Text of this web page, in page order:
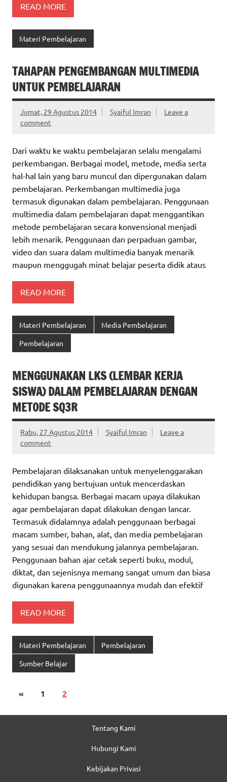
READ MORE
Materi Pembelajaran
TAHAPAN PENGEMBANGAN MULTIMEDIA
UNTUK PEMBELAJARAN
Jumat, 29 Agustus 2014 Syaiful Imran
Leave a
comment
Dari waktu ke waktu pembelajaran selalu mengalami
perkembangan. Berbagai model, metode, media serta
hal-hal lain yang baru muncul dan dipergunakan dalam
pembelajaran. Perkembangan multimedia juga
termasuk digunakan dalam pembelajaran. Penggunaan
multimedia dalam pembelajaran dapat menggantikan
metode pembelajaran secara konvensional menjadi
lebih menarik. Penggunaan dan perpaduan gambar,
video dan suara dalam multimedia banyak menarik
maupun menggugah minat belajar peserta didik ataus
READ MORE
Materi Pembelajaran Media Pembelajaran
Pembelajaran
MENGGUNAKAN LKS (LEMBAR KERJA
SISWA) DALAM PEMBELAJARAN DENGAN
METODE SQ3R
Rabu, 27 Agustus 2014 Syaiful Imran
Leave a
comment
Pembelajaran dilaksanakan untuk menyelenggarakan
pendidikan yang bertujuan untuk mencerdaskan
kehidupan bangsa. Berbagai macam upaya dilakukan
agar pembelajaran dapat dilakukan dengan lancar.
Termasuk didalamnya adalah penggunaan berbagai
macam sumber, bahan, alat, dan media pembelajaran
yang sesuai dan mendukung jalannya pembelajaran.
Penggunaan bahan ajar cetak seperti buku, modul,
diktat, dan sejenisnya memang sangat umum dan biasa
digunakan karena penggunaannya mudah dan efektif
READ MORE
Materi Pembelajaran Pembelajaran
Sumber Belajar
« 1 2
Tentang Kami
Hubungi Kami
Kebijakan Privasi